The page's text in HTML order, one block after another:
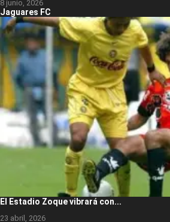
8 junio, 2026
Jaguares FC
El Estadio Zoque vibrará con...
23 abril, 2026